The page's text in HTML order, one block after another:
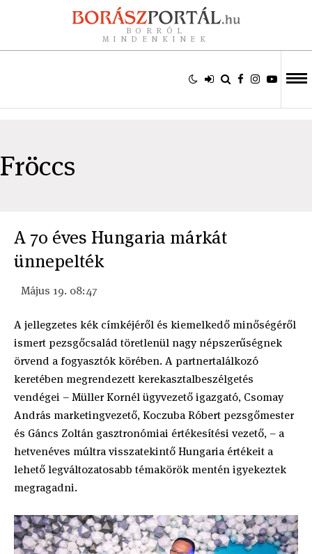
BORRÓL
MINDENKINEK
Fröccs
A 70 éves Hungaria márkát
ünnepelték
Május 19. 08:47
A jellegzetes kék címkéjéről és kiemelkedő minőségéről
ismert pezsgőcsalád töretlenül nagy népszerűségnek
örvend a fogyasztók körében. A partnertalálkozó
keretében megrendezett kerekasztalbeszélgetés
vendégei – Müller Kornél ügyvezető igazgató, Csomay
András marketingvezető, Koczuba Róbert pezsgőmester
és Gáncs Zoltán gasztronómiai értékesítési vezető, – a
hetvenéves múltra visszatekintő Hungaria értékeit a
lehető legváltozatosabb témakörök mentén igyekeztek
megragadni.